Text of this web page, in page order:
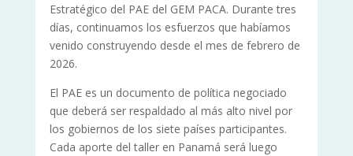
Estratégico del PAE del GEM PACA. Durante tres
días, continuamos los esfuerzos que habíamos
venido construyendo desde el mes de febrero de
2026.
El PAE es un documento de política negociado
que deberá ser respaldado al más alto nivel por
los gobiernos de los siete países participantes.
Cada aporte del taller en Panamá será luego